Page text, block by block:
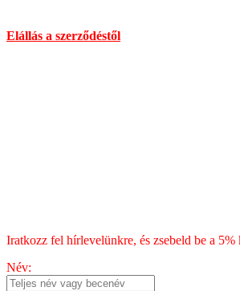
Elállás a szerződéstől
Iratkozz fel hírlevelünkre, és zsebeld be a 5%
Név: